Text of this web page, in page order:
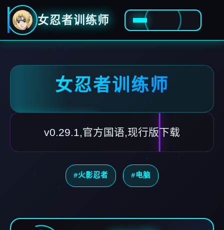
女忍者训练师
女忍者训练师
v0.29.1,官方国语,现行版下载
#火影忍者 #电脑